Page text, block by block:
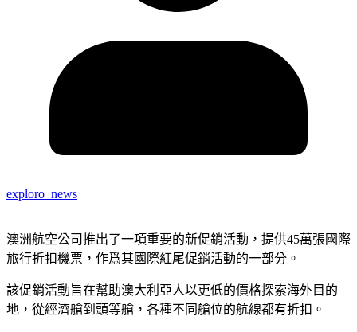
exploro_news
澳洲航空公司推出了一項重要的新促銷活動，提供45萬張國際
旅行折扣機票，作爲其國際紅尾促銷活動的一部分。
該促銷活動旨在幫助澳大利亞人以更低的價格探索海外目的
地，從經濟艙到頭等艙，各種不同艙位的航線都有折扣。